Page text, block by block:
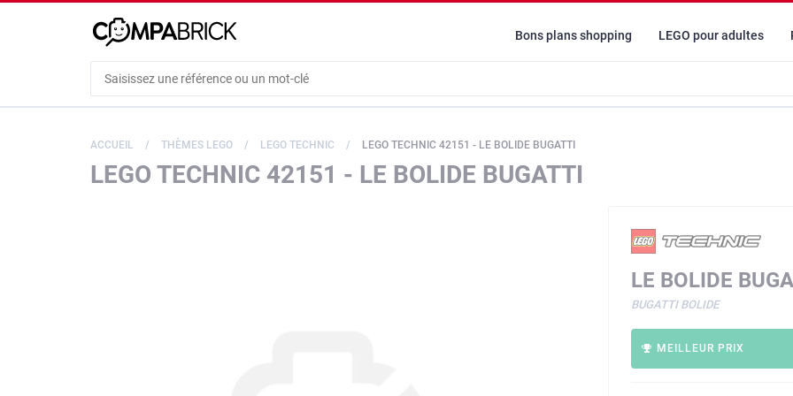
Bons plans shopping LEGO pour adultes
ACCUEIL THÈMES LEGO LEGO TECHNIC LEGO TECHNIC 42151 - LE BOLIDE BUGATTI
LEGO TECHNIC 42151 - LE BOLIDE BUGATTI
LE BOLIDE
BUGATTI BOLIDE
MEILLEUR PRIX